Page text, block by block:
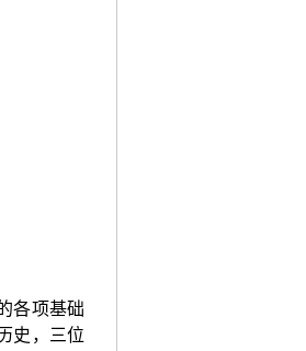
各项基础
史，三位